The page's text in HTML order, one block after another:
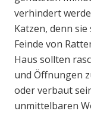
verhindert
Katzen, denn
Feinde von
Haus sollten
und Öffnungen
oder verbaut
unmittelbaren